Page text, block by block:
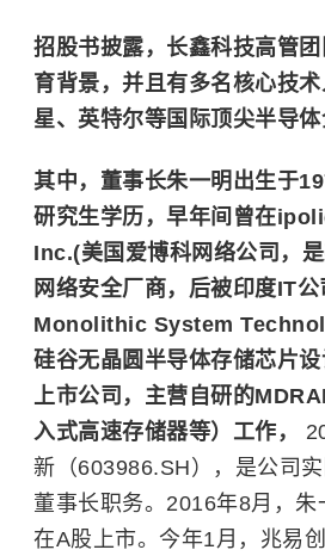
招股书披露，长鑫科技高管
育背景，并且有多名核心技
星、英特尔等国际顶尖半导体
其中，董事长朱一明出生于
研究生学历，早年间曾在
Inc.(美国爱博科网络公司，
网络安全厂商，后被印度IT公
Monolithic System
硅谷无晶圆半导体存储芯片
上市公司，主营自研的
入式高速存储器等）工作，
新（603986.SH），是公司
董事长职务。2016年8月，朱
在A股上市。今年1月，兆易